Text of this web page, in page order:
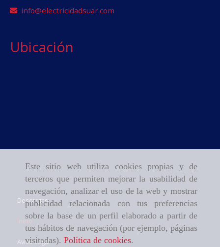
Este sitio web utiliza cookies propias y de
terceros que permiten mejorar la usabilidad de
navegación, analizar el uso de la web y mostrar
publicidad relacionada con tus preferencias
sobre la base de un perfil elaborado a partir de
tus hábitos de navegación (por ejemplo, páginas
visitadas). Política de cookies.
info
electricidadsuar.com
Ubicación
Descargas
Inicio
Aviso Legal